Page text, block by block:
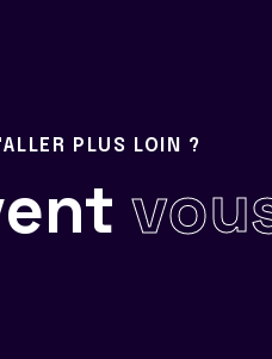
PLUS LOIN ?